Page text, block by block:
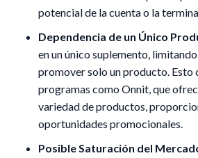
potencial de la cuenta o la
Dependencia de un Único
en un único suplemento,
promover solo un producto. Esto
programas como Onnit, que
variedad de productos,
oportunidades promocionales.
Posible Saturación del